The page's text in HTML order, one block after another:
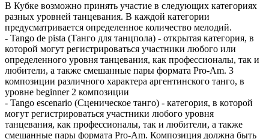
В Кубке возможно принять участие в следующих категориях
разных уровней танцевания. В каждой категории
предусматривается определенное количество мелодий.
- Tango de pista (Танго для танцпола) - открытая категория, в
которой могут регистрироваться участники любого или
определенного уровня танцевания, как профессионалы, так и
любители, а также смешанные пары формата Pro-Am. 3
композиции различного характера аргентинского танго, в
уровне beginner 2 композиции
- Tango escenario (Сценическое танго) - категория, в которой
могут регистрироваться участники любого уровня
танцевания, как профессионалы, так и любители, а также
смешанные пары формата Pro-Am. Композиция должна быть